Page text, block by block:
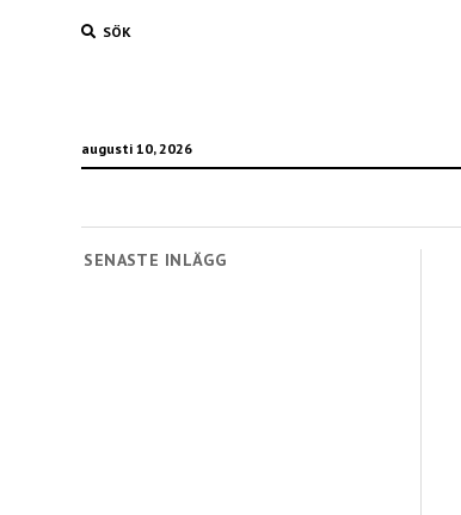
SÖK
augusti 10, 2026
SENASTE INLÄGG